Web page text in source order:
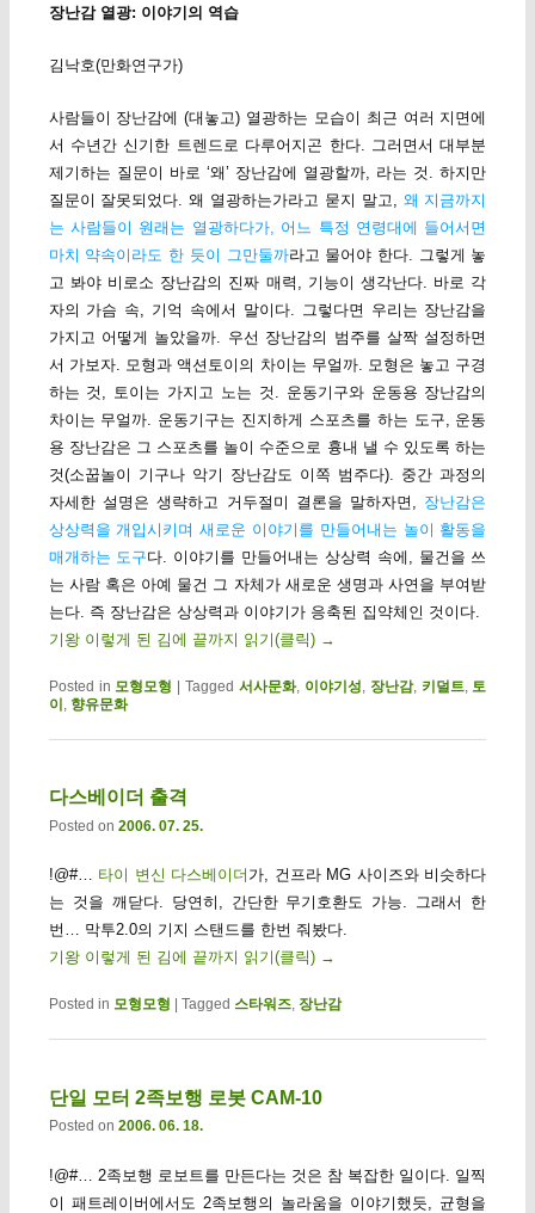
장난감 열광: 이야기의 역습
김낙호(만화연구가)
사람들이 장난감에 (대놓고) 열광하는 모습이 최근 여러 지면에
서 수년간 신기한 트렌드로 다루어지곤 한다. 그러면서 대부분
제기하는 질문이 바로 ‘왜’ 장난감에 열광할까, 라는 것. 하지만
질문이 잘못되었다. 왜 열광하는가라고 묻지 말고, 왜 지금까지
는 사람들이 원래는 열광하다가, 어느 특정 연령대에 들어서면
마치 약속이라도 한 듯이 그만둘까라고 물어야 한다. 그렇게 놓
고 봐야 비로소 장난감의 진짜 매력, 기능이 생각난다. 바로 각
자의 가슴 속, 기억 속에서 말이다. 그렇다면 우리는 장난감을
가지고 어떻게 놀았을까. 우선 장난감의 범주를 살짝 설정하면
서 가보자. 모형과 액션토이의 차이는 무얼까. 모형은 놓고 구경
하는 것, 토이는 가지고 노는 것. 운동기구와 운동용 장난감의
차이는 무얼까. 운동기구는 진지하게 스포츠를 하는 도구, 운동
용 장난감은 그 스포츠를 놀이 수준으로 흉내 낼 수 있도록 하는
것(소꿉놀이 기구나 악기 장난감도 이쪽 범주다). 중간 과정의
자세한 설명은 생략하고 거두절미 결론을 말하자면, 장난감은
상상력을 개입시키며 새로운 이야기를 만들어내는 놀이 활동을
매개하는 도구다. 이야기를 만들어내는 상상력 속에, 물건을 쓰
는 사람 혹은 아예 물건 그 자체가 새로운 생명과 사연을 부여받
는다. 즉 장난감은 상상력과 이야기가 응축된 집약체인 것이다.
기왕 이렇게 된 김에 끝까지 읽기(클릭) →
Posted in 모형모형 |Tagged 서사문화, 이야기성, 장난감, 키덜트,토
이 , 향유문화
다스베이더 출격
Posted on 2006. 07. 25.
!@#… 타이 변신 다스베이더 가, 건프라 MG 사이즈와 비슷하다
는 것을 깨닫다. 당연히, 간단한 무기호환도 가능. 그래서 한
번… 막투2.0의 기지 스탠드를 한번 줘봤다.
기왕 이렇게 된 김에 끝까지 읽기(클릭) →
Posted in 모형모형 Tagged 스타워즈, 장난감
단일 모터 2족보행 로봇 CAM-10
Posted on 2006. 06. 18.
!@#… 2족보행 로보트를 만든다는 것은 참 복잡한 일이다. 일찍
이 패트레이버에서도 2족보행의 놀라움을 이야기했듯, 균형을